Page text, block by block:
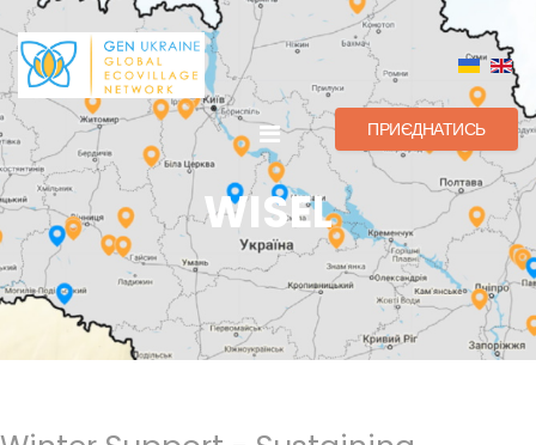
ПРИЄДНАТИСЬ
WISEL